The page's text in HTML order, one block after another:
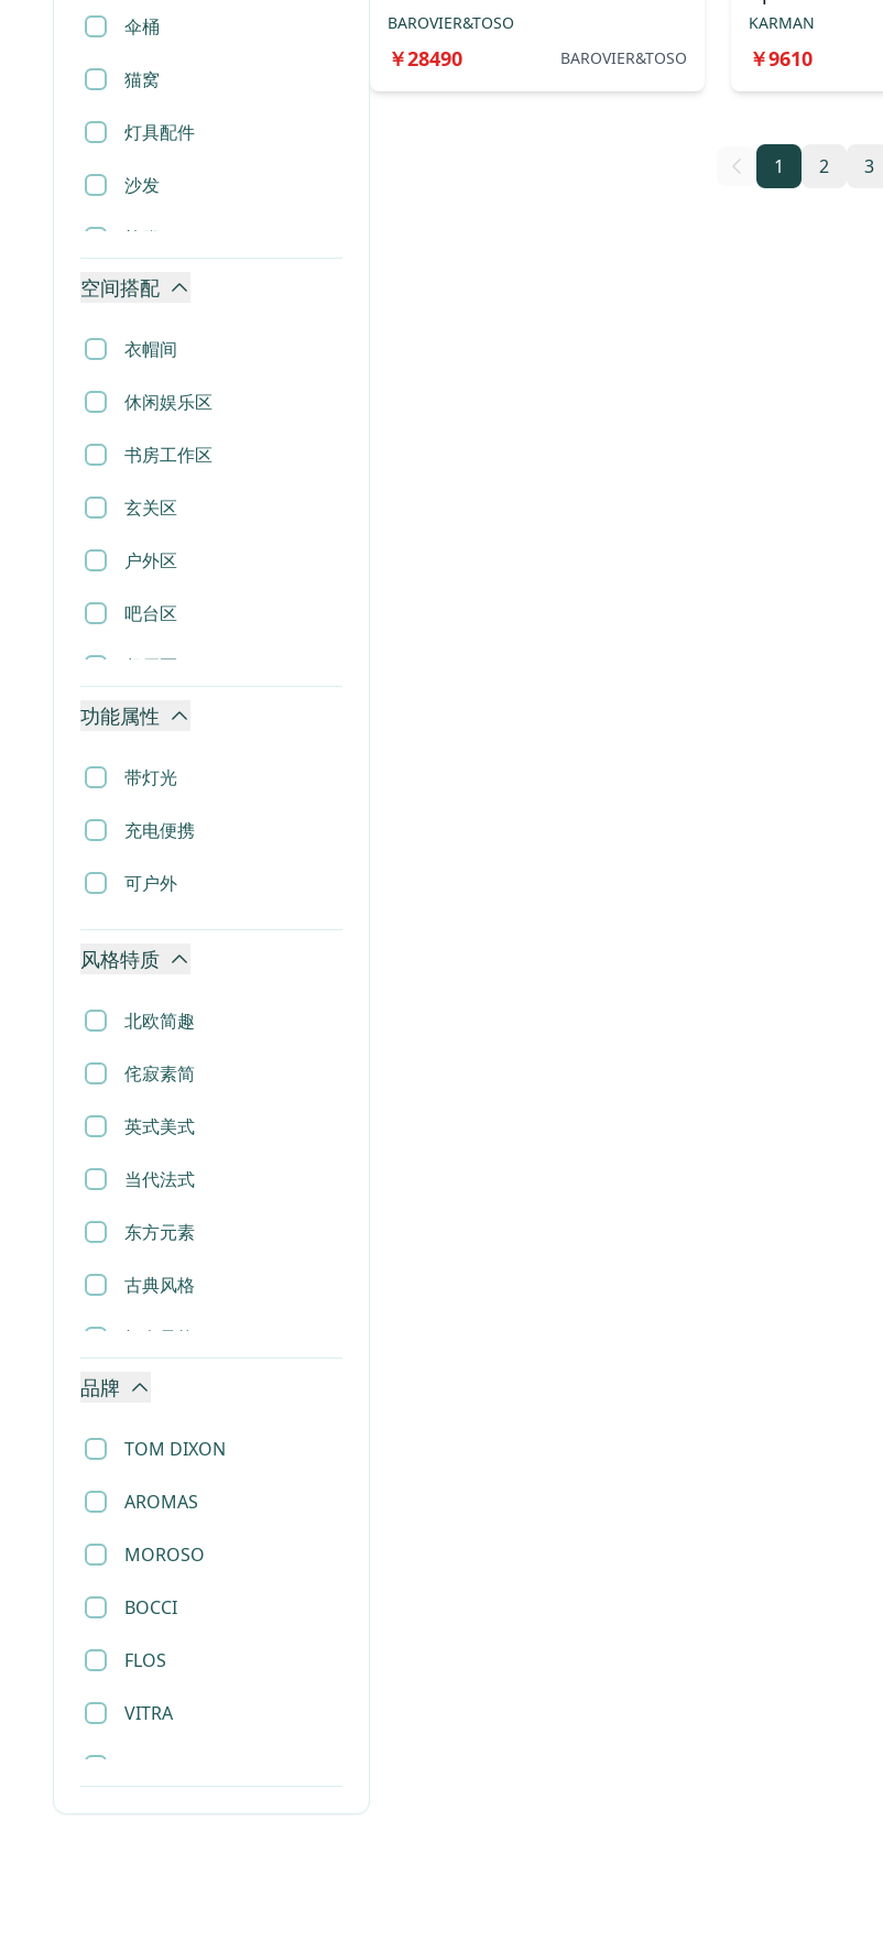
伞桶
猫窝
灯具配件
沙发
椅凳
桌几
柜类
床
屏风
置物架
推车
吊灯
吸顶灯
壁灯
落地灯
台灯
镜子
时钟
香薰蜡烛
相框
烟灰缸
摆件
雕塑
地毯
床垫
垃圾桶
托盘
挂画
杯子
餐具
烛台
空间搭配
衣帽间
休闲娱乐区
书房工作区
玄关区
户外区
吧台区
餐厅区
楼梯区
卧室区
挑空区
客厅区
功能属性
带灯光
充电便携
可户外
风格特质
北欧简趣
侘寂素简
英式美式
当代法式
东方元素
古典风格
轻奢风格
现代风格
品牌
TOM DIXON
AROMAS
MOROSO
BOCCI
FLOS
VITRA
SANTA&COLE
BAROVIER&TOSO
￥28490 BAROVIER&TOSO
KARMAN
￥9610
1 2 3